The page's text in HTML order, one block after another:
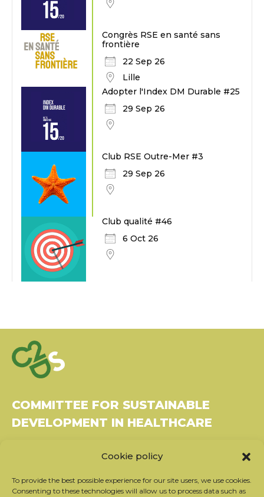
Cookie policy
To provide the best possible experience for our site users, we use cookies.
Consenting to these technologies will allow us to process data such as
Congrès RSE en santé sans
frontière
22 Sep 26
Lille
Adopter l'Index DM Durable #25
29 Sep 26
Club RSE Outre-Mer #3
29 Sep 26
Club qualité #46
6 Oct 26
COMMITTEE FOR SUSTAINABLE
DEVELOPMENT IN HEALTHCARE
37270 Montlouis-sur-Loire
Tel: 06 26 49 36 81 - contact@c2ds.eu